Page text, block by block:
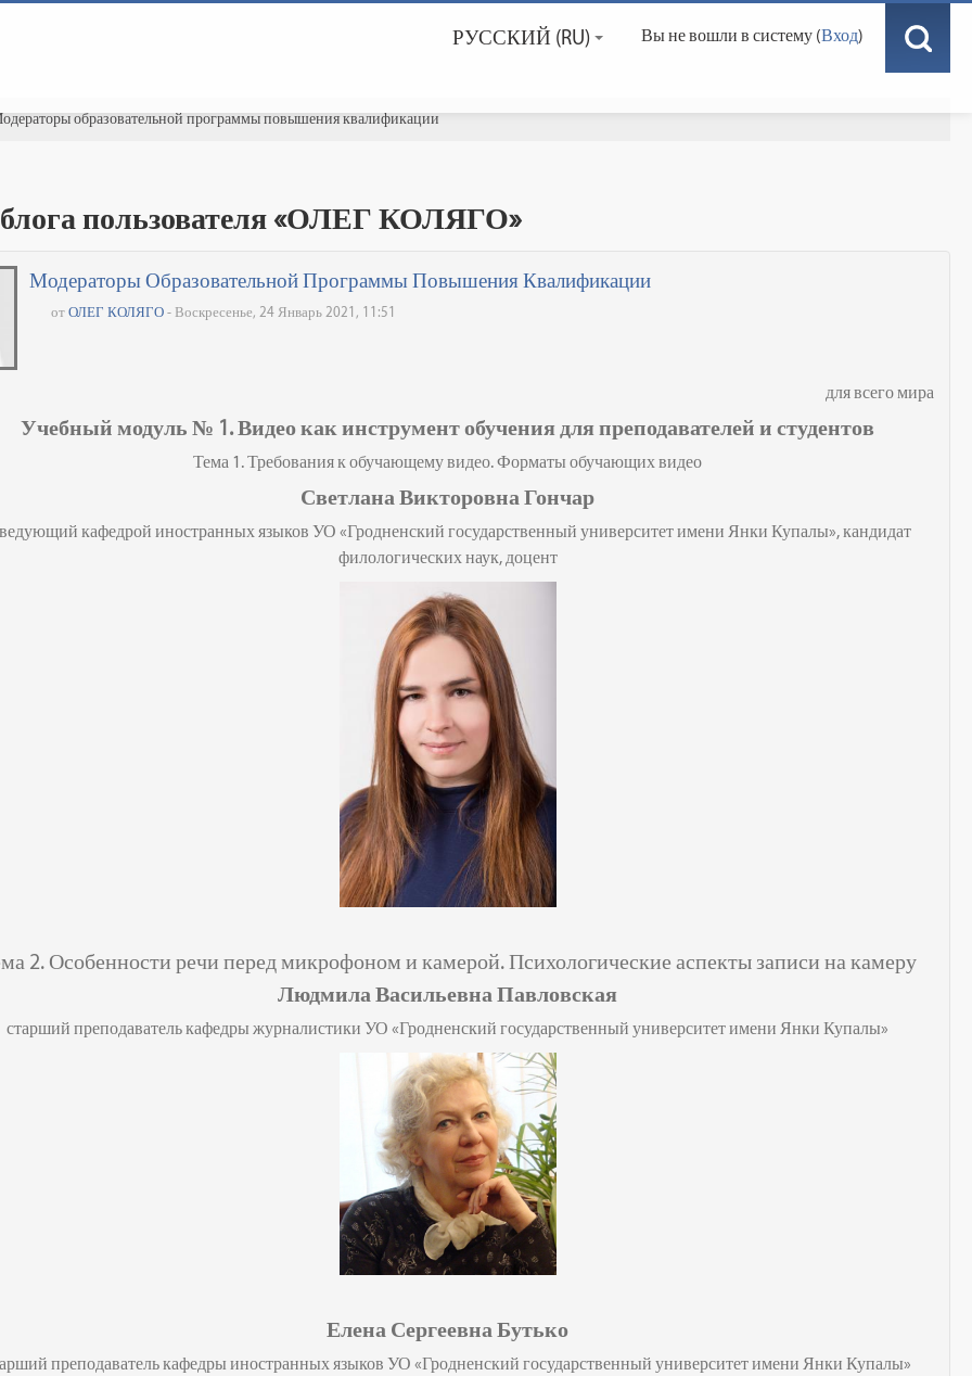
Вы не вошли в систему (Вход)
РУССКИЙ ‎(RU)‎
образовательной программы повышения квалификации
пользователя «ОЛЕГ КОЛЯГО»
Модераторы Образовательной Программы Повышения Квалификации
отОЛЕГ КОЛЯГО - Воскресенье, 24 Январь 2021, 11:51
для всего мира
Учебный модуль № 1.Видео как инструмент обучения для преподавателей и студентов
Тема 1. Требования к обучающему видео. Форматы обучающих видео
Светлана Викторовна Гончар
кафедрой иностранных языков УО «Гродненский государственный университет имени Янки Купалы», кандидат
филологических наук, доцент
2. Особенности речи перед микрофоном и камерой. Психологические аспекты записи на камеру
Людмила Васильевна Павловская
старший преподаватель кафедры журналистикиУО «Гродненский государственный университет имени Янки Купалы»
Елена Сергеевна Бутько
преподаватель кафедры иностранных языковУО «Гродненский государственный университет имени Янки Купалы»